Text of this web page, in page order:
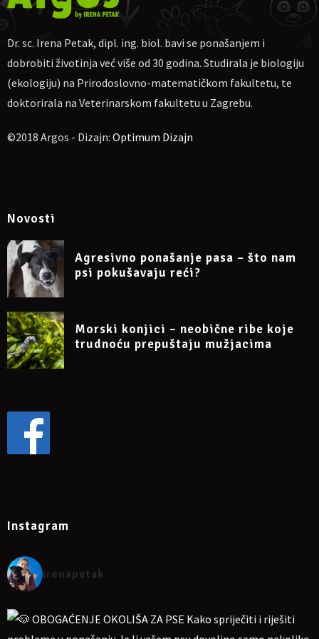
Cijena sudjelovanja za jednu osobu:100 HRK(uplata može biti
u EUR)
Za uplatu:IBANHR4623600001102710189, obrt Argos, vl. Irena
najkasnije 24 sata prije početka.
Više informacija na Facebook eventu
https://www.facebook.com/events/391023209202803
Dr. sc. Irena Petak, dipl. ing. biol. bavi se ponašanjem i
dobrobiti životinja već više od 30 godina. Studirala je biologiju
(ekologiju) na Prirodoslovno-matematičkom fakultetu, te
doktorirala na Veterinarskom fakultetu u Zagrebu.
©2018 Argos - Dizajn: Optimum Dizajn
Novosti
Agresivno ponašanje pasa – što nam
psi pokušavaju reći?
Morski konjici – neobične ribe koje
trudnoću prepuštaju mužjacima
Instagram
irenapetak